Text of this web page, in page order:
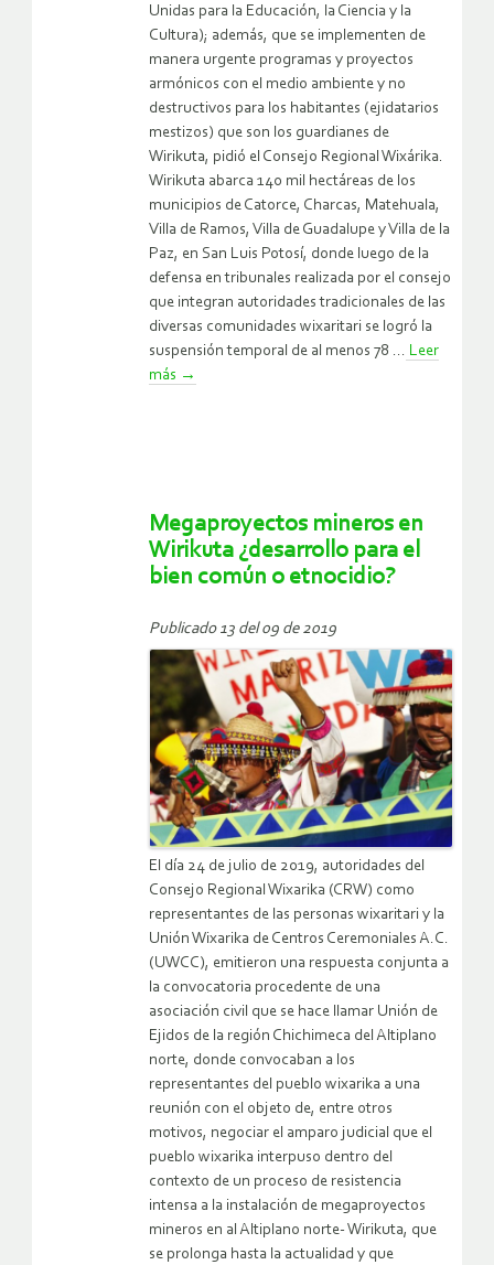
Unidas para la Educación, la Ciencia y la
Cultura); además, que se implementen de
manera urgente programas y proyectos
armónicos con el medio ambiente y no
destructivos para los habitantes (ejidatarios
mestizos) que son los guardianes de
Wirikuta, pidió el Consejo Regional Wixárika.
Wirikuta abarca 140 mil hectáreas de los
municipios de Catorce, Charcas, Matehuala,
Villa de Ramos, Villa de Guadalupe y Villa de la
Paz, en San Luis Potosí, donde luego de la
defensa en tribunales realizada por el consejo
que integran autoridades tradicionales de las
diversas comunidades wixaritari se logró la
suspensión temporal de al menos 78 ... Leer
más →
Megaproyectos mineros en
Wirikuta ¿desarrollo para el
bien común o etnocidio?
Publicado 13 del 09 de 2019
El día 24 de julio de 2019, autoridades del
Consejo Regional Wixarika (CRW) como
representantes de las personas wixaritari y la
Unión Wixarika de Centros Ceremoniales A.C.
(UWCC), emitieron una respuesta conjunta a
la convocatoria procedente de una
asociación civil que se hace llamar Unión de
Ejidos de la región Chichimeca del Altiplano
norte, donde convocaban a los
representantes del pueblo wixarika a una
reunión con el objeto de, entre otros
motivos, negociar el amparo judicial que el
pueblo wixarika interpuso dentro del
contexto de un proceso de resistencia
intensa a la instalación de megaproyectos
mineros en al Altiplano norte- Wirikuta, que
se prolonga hasta la actualidad y que